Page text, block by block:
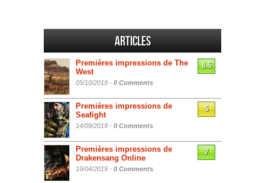
Articles
Premières impressions de The
West
05/10/2019 - 0 Comments
6.5
Premières impressions de
Seafight
14/09/2019 - 0 Comments
5
Premières impressions de
Drakensang Online
19/04/2019 - 0 Comments
7